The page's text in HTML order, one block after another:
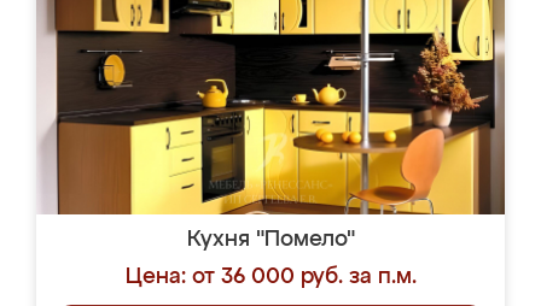
Кухня "Помело"
Цена: от 36 000 руб. за п.м.